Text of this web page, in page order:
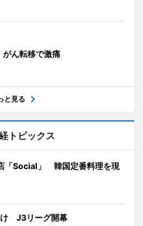
がん転移で激痛
と見る
トピックス
「Social」 韓国定番料理を現
け J3リーグ開幕